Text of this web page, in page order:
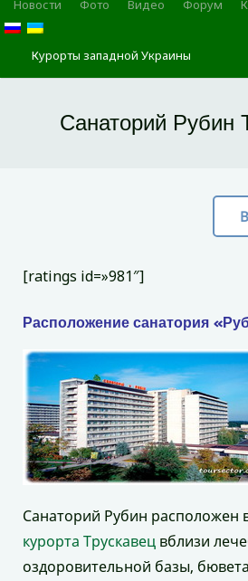
Новости Фото Видео Форум
Курорты западной Украины
Санаторий Рубин
[ratings id=»981″]
Расположение санатория
Санаторий Рубин расположен
курорта Трускавец вблизи
оздоровительной базы,